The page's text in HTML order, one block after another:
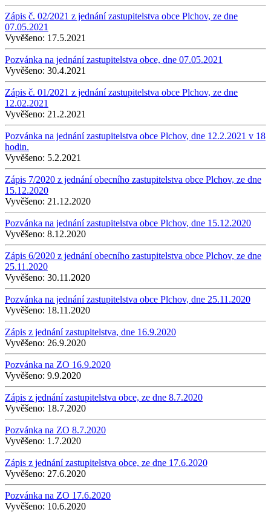
Zápis č. 02/2021 z jednání zastupitelstva obce Plchov, ze dne
07.05.2021
Vyvěšeno: 17.5.2021
Pozvánka na jednání zastupitelstva obce, dne 07.05.2021
Vyvěšeno: 30.4.2021
Zápis č. 01/2021 z jednání zastupitelstva obce Plchov, ze dne
12.02.2021
Vyvěšeno: 21.2.2021
Pozvánka na jednání zastupitelstva obce Plchov, dne 12.2.2021 v 18
hodin.
Vyvěšeno: 5.2.2021
Zápis 7/2020 z jednání obecního zastupitelstva obce Plchov, ze dne
15.12.2020
Vyvěšeno: 21.12.2020
Pozvánka na jednání zastupitelstva obce Plchov, dne 15.12.2020
Vyvěšeno: 8.12.2020
Zápis 6/2020 z jednání obecního zastupitelstva obce Plchov, ze dne
25.11.2020
Vyvěšeno: 30.11.2020
Pozvánka na jednání zastupitelstva obce Plchov, dne 25.11.2020
Vyvěšeno: 18.11.2020
Zápis z jednání zastupitelstva, dne 16.9.2020
Vyvěšeno: 26.9.2020
Pozvánka na ZO 16.9.2020
Vyvěšeno: 9.9.2020
Zápis z jednání zastupitelstva obce, ze dne 8.7.2020
Vyvěšeno: 18.7.2020
Pozvánka na ZO 8.7.2020
Vyvěšeno: 1.7.2020
Zápis z jednání zastupitelstva obce, ze dne 17.6.2020
Vyvěšeno: 27.6.2020
Pozvánka na ZO 17.6.2020
Vyvěšeno: 10.6.2020